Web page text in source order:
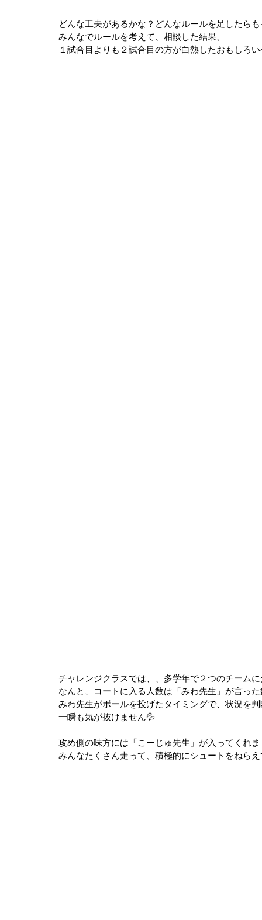
どんな工夫があるかな？どんなルールを足したら
みんなでルールを考えて、相談した結果、
１試合目よりも２試合目の方が白熱したおもしろ
チャレンジクラスでは、、多学年で２つのチーム
なんと、コートに入る人数は「みわ先生」が言っ
みわ先生がボールを投げたタイミングで、状況を
一瞬も気が抜けません💦
攻め側の味方には「こーじゅ先生」が入ってくれ
みんなたくさん走って、積極的にシュートをねら